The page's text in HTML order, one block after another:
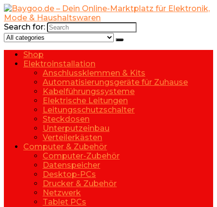
Search for:
Shop
Elektroinstallation
Anschlussklemmen & Kits
Automatisierungsgeräte für Zuhause
Kabelführungssysteme
Elektrische Leitungen
Leitungsschutzschalter
Steckdosen
Unterputzeinbau
Verteilerkästen
Computer & Zubehör
Computer-Zubehör
Datenspeicher
Desktop-PCs
Drucker & Zubehör
Netzwerk
Tablet PCs